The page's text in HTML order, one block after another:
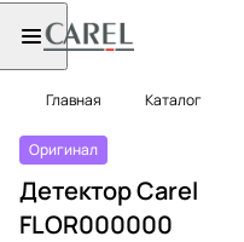
Главная Каталог
Оригинал
Детектор Carel
FLOR000000